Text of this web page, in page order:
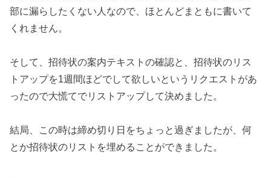
部に漏らしたくない人なので、ほとんどまともに書いて
くれません。
そして、招待状の案内テキストの確認と、招待状のリス
トアップを1週間ほどでして欲しいというリクエストがあ
ったので大慌てでリストアップして決めました。
結局、この時は締め切り日をちょっと過ぎましたが、何
とか招待状のリストを埋めることができました。